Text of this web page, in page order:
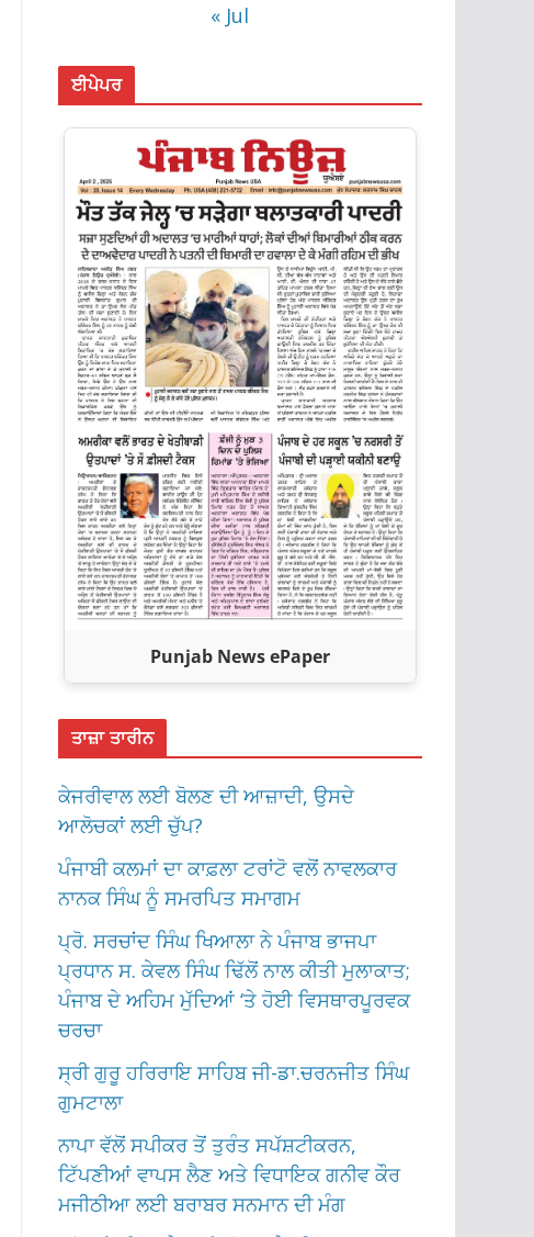
« Jul
ਈਪੇਪਰ
Punjab News ePaper
ਤਾਜ਼ਾ ਤਾਰੀਨ
ਕੇਜਰੀਵਾਲ ਲਈ ਬੋਲਣ ਦੀ ਆਜ਼ਾਦੀ, ਉਸਦੇ
ਆਲੋਚਕਾਂ ਲਈ ਚੁੱਪ?
ਪੰਜਾਬੀ ਕਲਮਾਂ ਦਾ ਕਾਫ਼ਲਾ ਟਰਾਂਟੋ ਵਲੋਂ ਨਾਵਲਕਾਰ
ਨਾਨਕ ਸਿੰਘ ਨੂੰ ਸਮਰਪਿਤ ਸਮਾਗਮ
ਪ੍ਰੋ. ਸਰਚਾਂਦ ਸਿੰਘ ਖਿਆਲਾ ਨੇ ਪੰਜਾਬ ਭਾਜਪਾ
ਪ੍ਰਧਾਨ ਸ. ਕੇਵਲ ਸਿੰਘ ਢਿੱਲੋਂ ਨਾਲ ਕੀਤੀ ਮੁਲਾਕਾਤ;
ਪੰਜਾਬ ਦੇ ਅਹਿਮ ਮੁੱਦਿਆਂ ‘ਤੇ ਹੋਈ ਵਿਸਥਾਰਪੂਰਵਕ
ਚਰਚਾ
ਸ੍ਰੀ ਗੁਰੂ ਹਰਿਰਾਇ ਸਾਹਿਬ ਜੀ-ਡਾ.ਚਰਨਜੀਤ ਸਿੰਘ
ਗੁਮਟਾਲਾ
ਨਾਪਾ ਵੱਲੋਂ ਸਪੀਕਰ ਤੋਂ ਤੁਰੰਤ ਸਪੱਸ਼ਟੀਕਰਨ,
ਟਿੱਪਣੀਆਂ ਵਾਪਸ ਲੈਣ ਅਤੇ ਵਿਧਾਇਕ ਗਨੀਵ ਕੌਰ
ਮਜੀਠੀਆ ਲਈ ਬਰਾਬਰ ਸਨਮਾਨ ਦੀ ਮੰਗ